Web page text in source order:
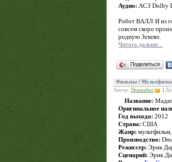
Аудио: AC3 Dolby
Робот ВАЛЛ·И из
совсем скоро
родную Землю.
Читать дальше...
Поделиться
Фильмы /
Автор: Shumaher
Название:
Оригинальное
Год выхода: 2012
Страна: США
Жанр:
Производство:
Режиссер: Эрик
Сценарий: Эрик